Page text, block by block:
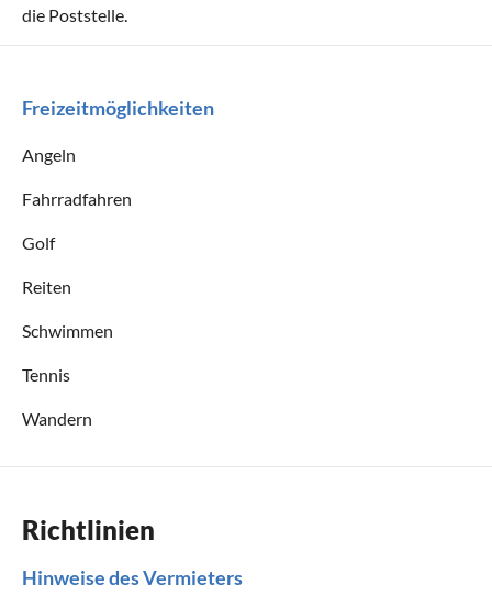
die Poststelle.
Freizeitmöglichkeiten
Angeln
Fahrradfahren
Golf
Reiten
Schwimmen
Tennis
Wandern
Richtlinien
Hinweise des Vermieters